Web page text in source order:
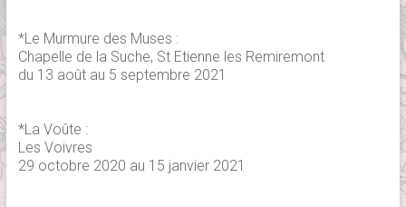
*Le Murmure des Muses :
Chapelle de la Suche, St Etienne les Remiremont
du 13 août au 5 septembre 2021
*La Voûte :
Les Voivres
29 octobre 2020 au 15 janvier 2021